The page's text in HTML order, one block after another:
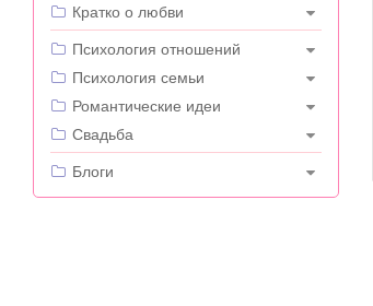
Кратко о любви
---
Психология отношений
Психология семьи
Романтические идеи
Свадьба
---
Блоги